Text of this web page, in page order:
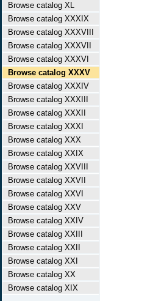
Browse catalog XL
Browse catalog XXXIX
Browse catalog XXXVIII
Browse catalog XXXVII
Browse catalog XXXVI
Browse catalog XXXV
Browse catalog XXXIV
Browse catalog XXXIII
Browse catalog XXXII
Browse catalog XXXI
Browse catalog XXX
Browse catalog XXIX
Browse catalog XXVIII
Browse catalog XXVII
Browse catalog XXVI
Browse catalog XXV
Browse catalog XXIV
Browse catalog XXIII
Browse catalog XXII
Browse catalog XXI
Browse catalog XX
Browse catalog XIX